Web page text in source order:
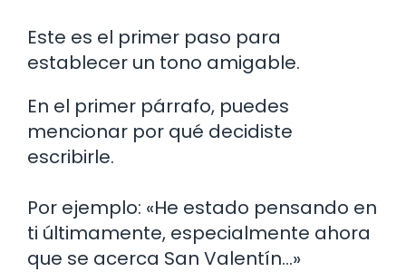
Este es el primer paso para
establecer un tono amigable.
En el primer párrafo, puedes
mencionar por qué decidiste
escribirle.
Por ejemplo: «He estado pensando en
ti últimamente, especialmente ahora
que se acerca San Valentín…»